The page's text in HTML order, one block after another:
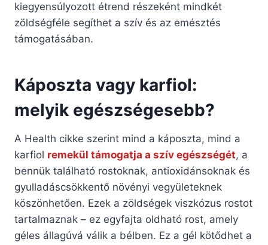
kiegyensúlyozott étrend részeként mindkét
zöldségféle segíthet a szív és az emésztés
támogatásában.
Káposzta vagy karfiol:
melyik egészségesebb?
A Health cikke szerint mind a káposzta, mind a
karfiol remekül támogatja a szív egészségét, a
bennük található rostoknak, antioxidánsoknak és
gyulladáscsökkentő növényi vegyületeknek
köszönhetően. Ezek a zöldségek viszkózus rostot
tartalmaznak – ez egyfajta oldható rost, amely
géles állagúvá válik a bélben. Ez a gél kötődhet a